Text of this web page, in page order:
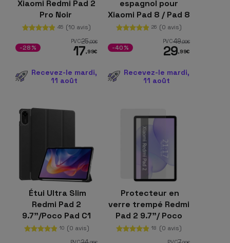
Xiaomi Redmi Pad 2
Pro Noir
45 (10 avis)
PVC25,00€
17,99€
-28%
Recevez-le mardi,
11 août
espagnol pour
Xiaomi Pad 8 / Pad 8
Pro Noir
26 (0 avis)
PVC49,99€
29,99€
-40%
Recevez-le mardi,
11 août
Étui Ultra Slim
Redmi Pad 2
9.7"/Poco Pad C1
WiFi 4G Noir
10 (0 avis)
Protecteur en
verre trempé Redmi
Pad 2 9.7"/ Poco
Pad C1 WiFi 4G Full
Screen 3D
18 (0 avis)